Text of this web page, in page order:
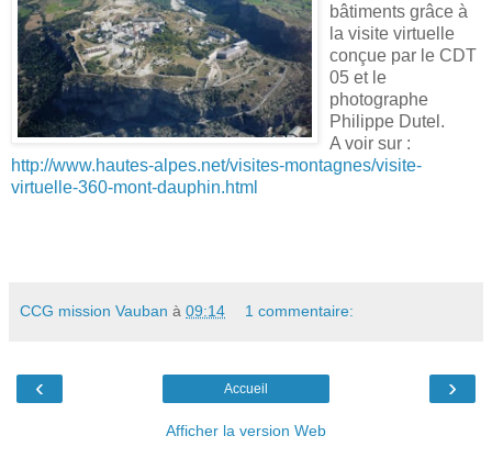
bâtiments grâce à
la visite virtuelle
conçue par le CDT
05 et le
photographe
Philippe Dutel.
A voir sur :
http://www.hautes-alpes.net/visites-montagnes/visite-
virtuelle-360-mont-dauphin.html
CCG mission Vauban à 09:14 1 commentaire:
‹ ›
Accueil
Afficher la version Web